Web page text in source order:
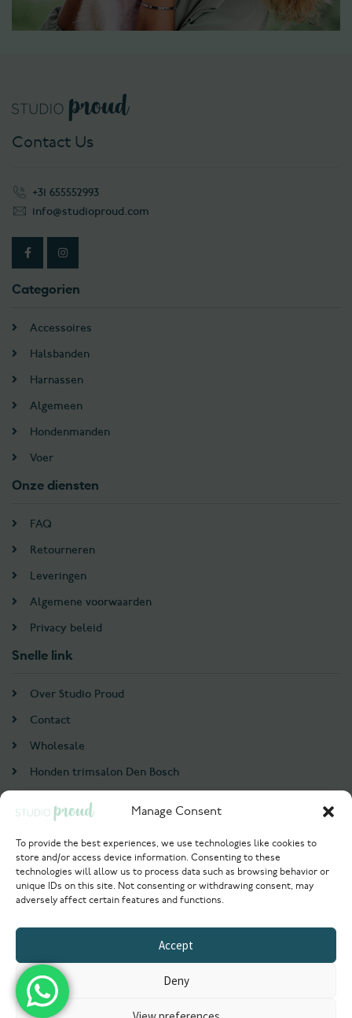
Manage Consent
To provide the best experiences, we use technologies like cookies to
store and/or access device information. Consenting to these
technologies will allow us to process data such as browsing behavior or
unique IDs on this site. Not consenting or withdrawing consent, may
adversely affect certain features and functions.
Accept
Deny
Contact Us
+31 655552993
info@studioproud.com
Categorien
Accessoires
Halsbanden
Harnassen
Algemeen
Hondenmanden
Voer
Onze diensten
FAQ
Retourneren
Leveringen
Algemene voorwaarden
Privacy beleid
Snelle link
Over Studio Proud
Contact
Wholesale
Honden trimsalon Den Bosch
Login / Register
Probeer nu
© 2021 Studioproud. All rights reserved.
Powered by